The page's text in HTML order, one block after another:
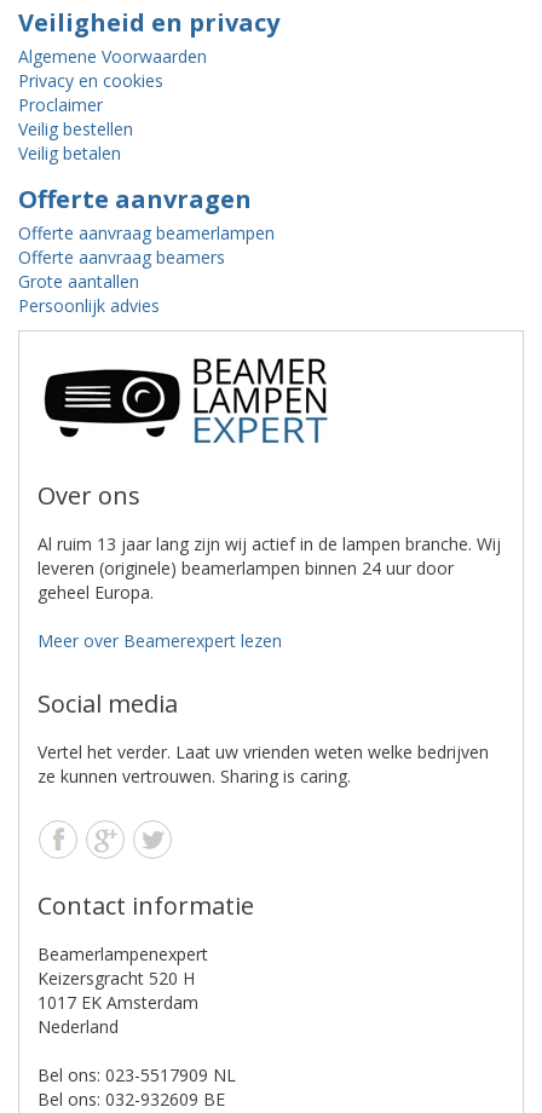
Veiligheid en privacy
Algemene Voorwaarden
Privacy en cookies
Proclaimer
Veilig bestellen
Veilig betalen
Offerte aanvragen
Offerte aanvraag beamerlampen
Offerte aanvraag beamers
Grote aantallen
Persoonlijk advies
Over ons
Al ruim 13 jaar lang zijn wij actief in de lampen branche. Wij
leveren (originele) beamerlampen binnen 24 uur door
geheel Europa.
Meer over Beamerexpert lezen
Social media
Vertel het verder. Laat uw vrienden weten welke bedrijven
ze kunnen vertrouwen. Sharing is caring.
Contact informatie
Beamerlampenexpert
Keizersgracht 520 H
1017 EK Amsterdam
Nederland
Bel ons: 023-5517909 NL
Bel ons: 032-932609 BE